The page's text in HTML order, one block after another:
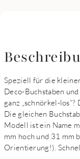
Speziell für die
Deco-Buchstaben
ganz „schnörkel-
Die gleichen
Modell ist ein Name
mm hoch und 31 mm
Orientierung!).